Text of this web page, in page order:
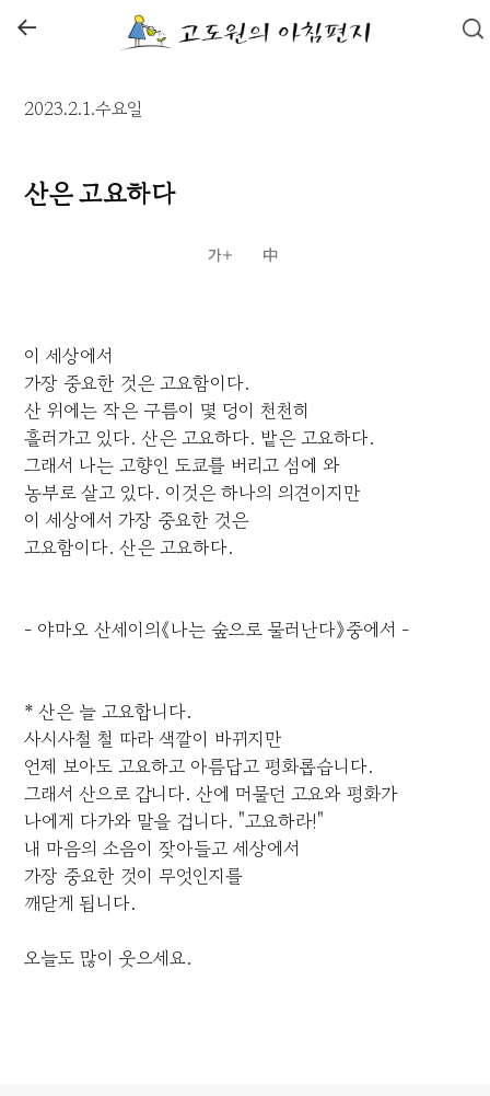
←
2023.2.1.수요일
산은 고요하다
이 세상에서
가장 중요한 것은 고요함이다.
산 위에는 작은 구름이 몇 덩이 천천히
흘러가고 있다. 산은 고요하다. 밭은 고요하다.
그래서 나는 고향인 도쿄를 버리고 섬에 와
농부로 살고 있다. 이것은 하나의 의견이지만
이 세상에서 가장 중요한 것은
고요함이다. 산은 고요하다.
- 야마오 산세이의《나는 숲으로 물러난다》중에서 -
* 산은 늘 고요합니다.
사시사철 철 따라 색깔이 바뀌지만
언제 보아도 고요하고 아름답고 평화롭습니다.
그래서 산으로 갑니다. 산에 머물던 고요와 평화가
나에게 다가와 말을 겁니다. "고요하라!"
내 마음의 소음이 잦아들고 세상에서
가장 중요한 것이 무엇인지를
깨닫게 됩니다.
오늘도 많이 웃으세요.